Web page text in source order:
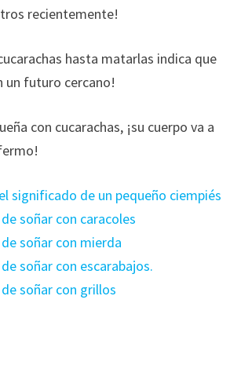
recientemente!
hasta matarlas indica que
un futuro cercano!
con cucarachas, ¡su cuerpo va a
significado de un pequeño ciempiés
soñar con caracoles
soñar con mierda
soñar con escarabajos.
soñar con grillos